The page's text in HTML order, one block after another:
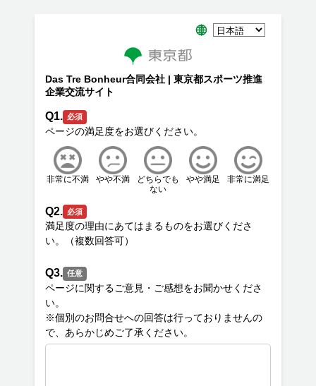
Das Tre Bonheur合同会社 | 東京都スポーツ推進
企業交流サイト
Q1. 必須
非常に不満 やや不満
どちらでも
ない
やや満足 非常に満足
Q2. 必須
満足度の理由にあてはまるものをお選びくださ
Q3. 任意
ページに関するご意見・ご感想をお聞かせくださ
い。
※個別のお問合せへの回答は行っておりませんの